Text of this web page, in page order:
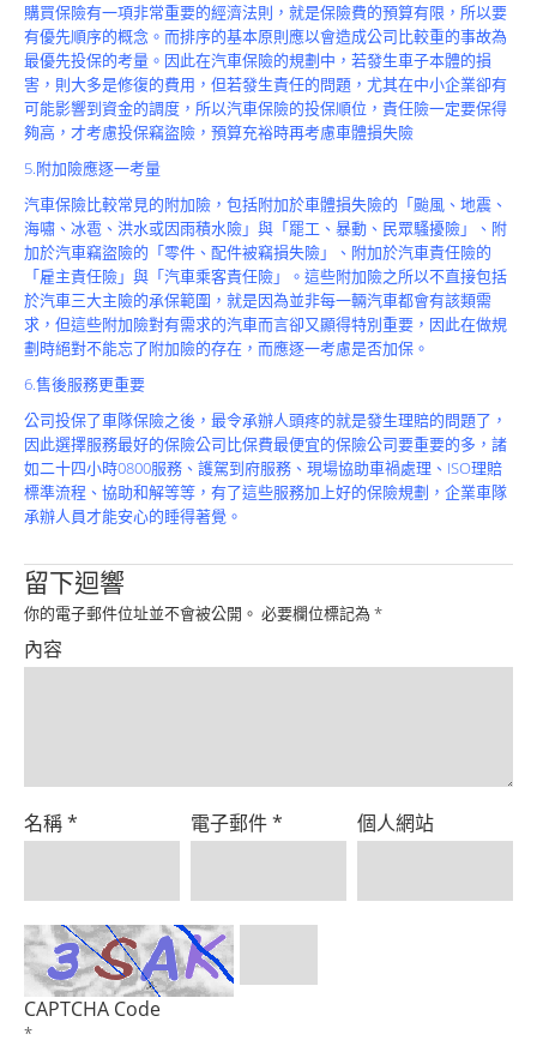
購買保險有一項非常重要的經濟法則，就是保險費的預算有限，所以要
有優先順序的概念。而排序的基本原則應以會造成公司比較重的事故為
最優先投保的考量。因此在汽車保險的規劃中，若發生車子本體的損
害，則大多是修復的費用，但若發生責任的問題，尤其在中小企業卻有
可能影響到資金的調度，所以汽車保險的投保順位，責任險一定要保得
夠高，才考慮投保竊盜險，預算充裕時再考慮車體損失險
5.附加險應逐一考量
汽車保險比較常見的附加險，包括附加於車體損失險的「颱風、地震、
海嘯、冰雹、洪水或因雨積水險」與「罷工、暴動、民眾騷擾險」、附
加於汽車竊盜險的「零件、配件被竊損失險」、附加於汽車責任險的
「雇主責任險」與「汽車乘客責任險」。這些附加險之所以不直接包括
於汽車三大主險的承保範圍，就是因為並非每一輛汽車都會有該類需
求，但這些附加險對有需求的汽車而言卻又顯得特別重要，因此在做規
劃時絕對不能忘了附加險的存在，而應逐一考慮是否加保。
6.售後服務更重要
公司投保了車隊保險之後，最令承辦人頭疼的就是發生理賠的問題了，
因此選擇服務最好的保險公司比保費最便宜的保險公司要重要的多，諸
如二十四小時0800服務、護駕到府服務、現場協助車禍處理、ISO理賠
標準流程、協助和解等等，有了這些服務加上好的保險規劃，企業車隊
承辦人員才能安心的睡得著覺。
留下迴響
你的電子郵件位址並不會被公開。 必要欄位標記為 *
內容
名稱* 電子郵件* 個人網站
CAPTCHA Code
*